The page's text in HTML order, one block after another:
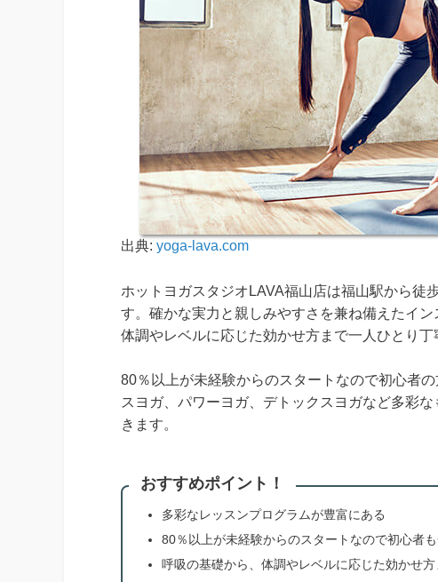
出典: yoga-lava.com
ホットヨガスタジオLAVA福山店は福山駅から徒
す。確かな実力と親しみやすさを兼ね備えたイ
体調やレベルに応じた効かせ方まで一人ひとり丁
80％以上が未経験からのスタートなので初心者
スヨガ、パワーヨガ、デトックスヨガなど多彩
きます。
おすすめポイント！
多彩なレッスンプログラムが豊富にある
80％以上が未経験からのスタートなので初心者
呼吸の基礎から、体調やレベルに応じた効かせ